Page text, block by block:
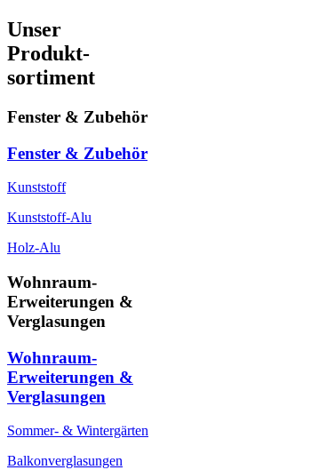
Unser
Produkt-
sortiment
Fenster & Zubehör
Fenster & Zubehör
Kunststoff
Kunststoff-Alu
Holz-Alu
Wohnraum-
Erweiterungen &
Verglasungen
Wohnraum-
Erweiterungen &
Verglasungen
Sommer- & Wintergärten
Balkonverglasungen